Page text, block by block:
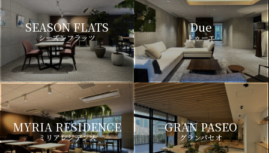
SEASON FLATS
シーズンフラッツ
Due
ドゥーエ
MYRIA RESIDENCE
ミリアレジデンス
GRAN PASEO
グランパセオ